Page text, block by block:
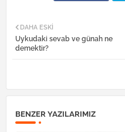
DAHA ESKI
Uykudaki sevab ve günah ne
demektir?
BENZER YAZILARIMIZ